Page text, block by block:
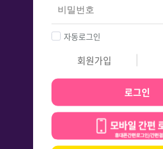
자동로그인
회원가입
로그인